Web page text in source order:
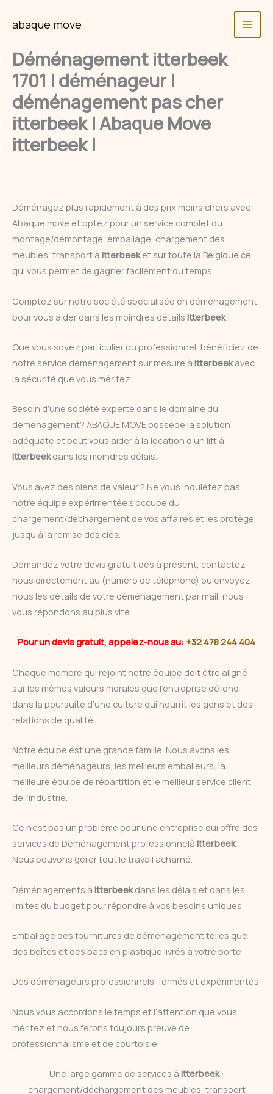
abaque move
Déménagement itterbeek
1701 | déménageur |
déménagement pas cher
itterbeek | Abaque Move
itterbeek |
Déménagez plus rapidement à des prix moins chers avec
Abaque move et optez pour un service complet du
montage/démontage, emballage, chargement des
meubles, transport à Itterbeeket sur toute la Belgique ce
qui vous permet de gagner facilement du temps.
Comptez sur notre société spécialisée en déménagement
pour vous aider dans les moindres détails Itterbeek !
Que vous soyez particulier ou professionnel, bénéficiez de
notre service déménagement sur mesure à Itterbeekavec
la sécurité que vous méritez.
Besoin d’une société experte dans le domaine du
déménagement? ABAQUE MOVE possède la solution
adéquate et peut vous aider à la location d’un lift à
Itterbeekdans les moindres délais.
Vous avez des biens de valeur ? Ne vous inquiétez pas,
notre équipe expérimentée s’occupe du
chargement/déchargement de vos affaires et les protège
jusqu’à la remise des clés.
Demandez votre devis gratuit dès à présent, contactez-
nous directement au (numéro de téléphone) ou envoyez-
nous les détails de votre déménagement par mail, nous
vous répondons au plus vite.
Pour un devis gratuit, appelez-nous au: +32 478 244 404
Chaque membre qui rejoint notre équipe doit être aligné
sur les mêmes valeurs morales que l’entreprise défend
dans la poursuite d’une culture qui nourrit les gens et des
relations de qualité.
Notre équipe est une grande famille. Nous avons les
meilleurs déménageurs, les meilleurs emballeurs, la
meilleure équipe de répartition et le meilleur service client
de l’industrie.
Ce n’est pas un problème pour une entreprise qui offre des
services de Déménagement professionnelà Itterbeek.
Nous pouvons gérer tout le travail acharné.
Déménagements à Itterbeekdans les délais et dans les
limites du budget pour répondre à vos besoins uniques
Emballage des fournitures de déménagement telles que
des boîtes et des bacs en plastique livrés à votre porte
Des déménageurs professionnels, formés et expérimentés
Nous vous accordons le temps et l’attention que vous
méritez et nous ferons toujours preuve de
professionnalisme et de courtoisie.
Une large gamme de services à Itterbeek :
chargement/déchargement des meubles, transport